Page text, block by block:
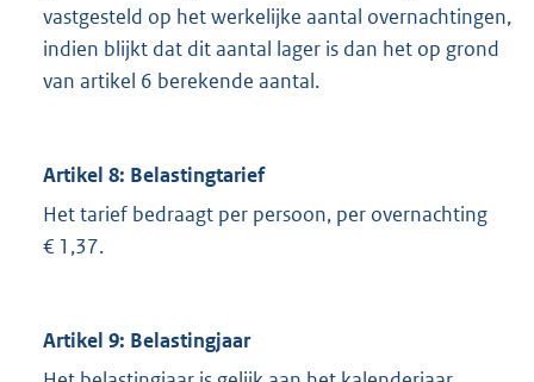
vastgesteld op het werkelijke aantal overnachtingen,
indien blijkt dat dit aantal lager is dan het op grond
van artikel 6 berekende aantal.
Artikel 8: Belastingtarief
Het tarief bedraagt per persoon, per overnachting
€ 1,37.
Artikel 9: Belastingjaar